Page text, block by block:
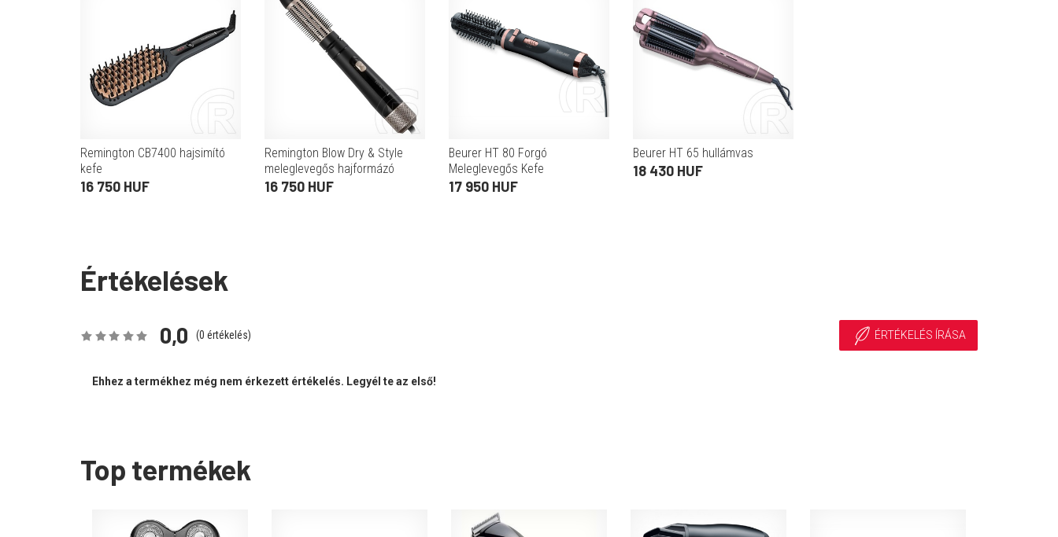
Remington CB7400 hajsimító
kefe
16 750 HUF
Remington Blow Dry & Style
meleglevegős hajformázó
készlet közepes/hosszú
16 750 HUF
Beurer HT 80 Forgó
Meleglevegős Kefe
17 950 HUF
Beurer HT 65 hullámvas
18 430 HUF
Értékelések
0,0 (0 értékelés) ÉRTÉKELÉS ÍRÁSA
Ehhez a termékhez még nem érkezett értékelés. Legyél te az első!
Top termékek